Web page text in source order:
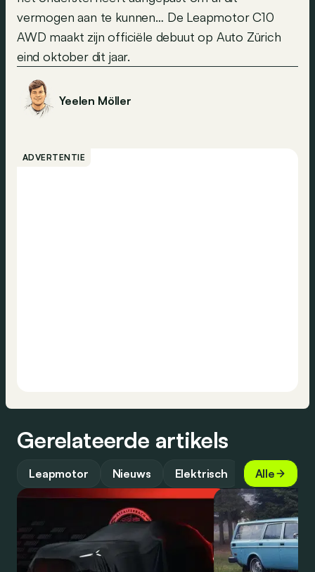
vermogen aan te kunnen… De Leapmotor C10
AWD maakt zijn officiële debuut op Auto Zürich
eind oktober dit jaar.
Yeelen Möller
ADVERTENTIE
Gerelateerde artikels
Leapmotor Nieuws Elektrisch Alle